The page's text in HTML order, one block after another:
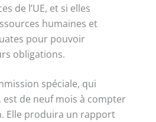
de l’UE, et si elles
humaines et
pour pouvoir
obligations.
spéciale, qui
de neuf mois à compter
Elle produira un rapport